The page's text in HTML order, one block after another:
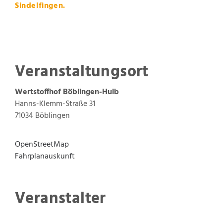
Sindelfingen.
Veranstaltungsort
Wertstoffhof Böblingen-Hulb
Hanns-Klemm-Straße 31
71034Böblingen
OpenStreetMap
Fahrplanauskunft
Veranstalter